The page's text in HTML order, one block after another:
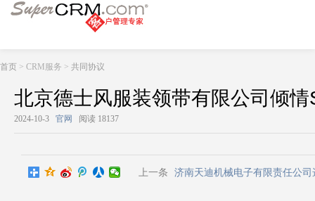
首页 > CRM服务 > 共同协议
北京德士风服装领带有限公司倾
2024-10-3 官网 阅读 18137
上一条 济南天迪机械电子有限责任公司